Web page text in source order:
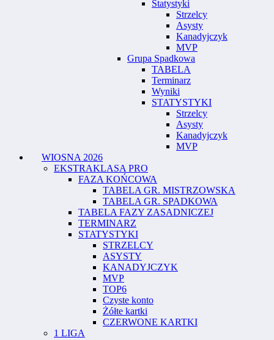
Statystyki
Strzelcy
Asysty
Kanadyjczyk
MVP
Grupa Spadkowa
TABELA
Terminarz
Wyniki
STATYSTYKI
Strzelcy
Asysty
Kanadyjczyk
MVP
WIOSNA 2026
EKSTRAKLASA PRO
FAZA KOŃCOWA
TABELA GR. MISTRZOWSKA
TABELA GR. SPADKOWA
TABELA FAZY ZASADNICZEJ
TERMINARZ
STATYSTYKI
STRZELCY
ASYSTY
KANADYJCZYK
MVP
TOP6
Czyste konto
Żółte kartki
CZERWONE KARTKI
1 LIGA